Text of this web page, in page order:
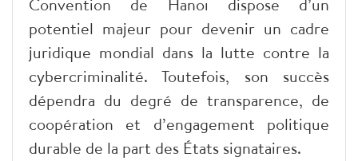
Convention de Hanoï dispose d’un
potentiel majeur pour devenir un cadre
juridique mondial dans la lutte contre la
cybercriminalité. Toutefois, son succès
dépendra du degré de transparence, de
coopération et d’engagement politique
durable de la part des États signataires.